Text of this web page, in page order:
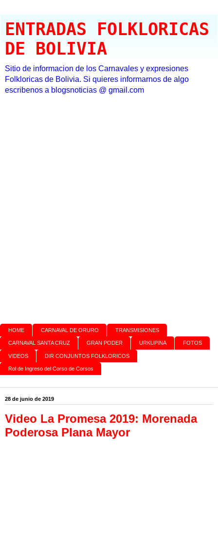
ENTRADAS FOLKLORICAS
DE BOLIVIA
Sitio de informacion de los Carnavales y expresiones
Folkloricas de Bolivia. Si quieres informarnos de algo
escribenos a blogsnoticias @ gmail.com
HOME CARNAVAL DE ORURO TRANSMISIONES
CARNAVAL SANTA CRUZ GRAN PODER URKUPINA FOTOS
VIDEOS DIR CONJUNTOS FOLKLORICOS
Rol de Ingreso del Corso de Corsos
28 de junio de 2019
Video La Promesa 2019: Morenada
Poderosa Plana Mayor